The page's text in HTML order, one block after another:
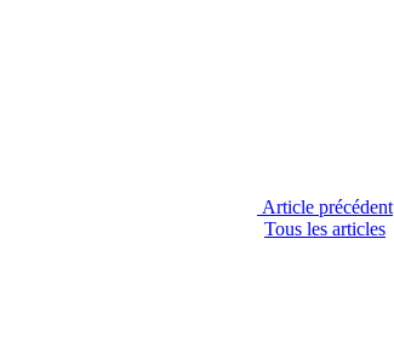
Article précédent
Tous les articles